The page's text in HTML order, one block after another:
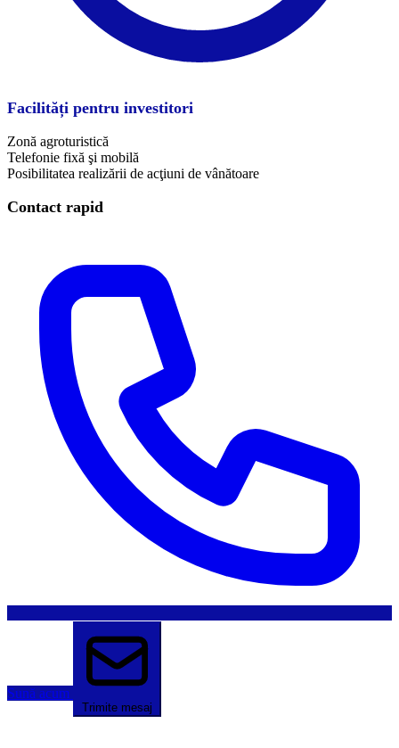
Facilități pentru investitori
Zonă agroturistică
Telefonie fixă şi mobilă
Posibilitatea realizării de acţiuni de vânătoare
Contact rapid
Sună acum
Trimite mesaj